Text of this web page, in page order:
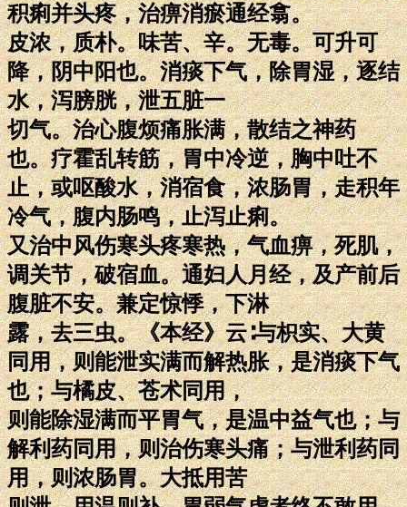
积痢并头疼，治痹消瘀通经翕。
皮浓，质朴。味苦、辛。无毒。可升可
降，阴中阳也。消痰下气，除胃湿，逐结
水，泻膀胱，泄五脏一
切气。治心腹烦痛胀满，散结之神药
也。疗霍乱转筋，胃中冷逆，胸中吐不
止，或呕酸水，消宿食，浓肠胃，走积年
冷气，腹内肠鸣，止泻止痢。
又治中风伤寒头疼寒热，气血痹，死肌，
调关节，破宿血。通妇人月经，及产前后
腹脏不安。兼定惊悸，下淋
露，去三虫。《本经》云∶与枳实、大黄
同用，则能泄实满而解热胀，是消痰下气
也；与橘皮、苍术同用，
则能除湿满而平胃气，是温中益气也；与
解利药同用，则治伤寒头痛；与泄利药同
用，则浓肠胃。大抵用苦